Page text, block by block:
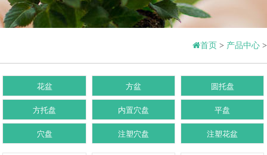
首页 > 产品中心 >
花盆 方盆 圆托盘
方托盘 内置穴盘 平盘
穴盘 注塑穴盘 注塑花盆